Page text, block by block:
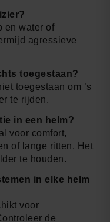
en water of
agressieve
toegestaan?
toegestaan om ’s
te rijden.
in een helm?
voor comfort,
of lange ritten. Het
te houden.
in elke helm
voor
de